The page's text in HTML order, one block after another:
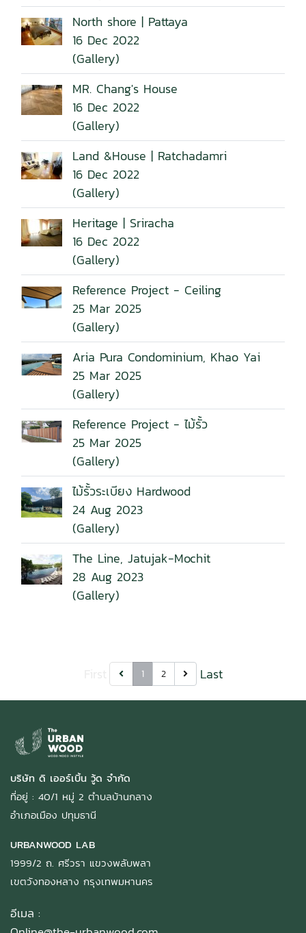
North shore | Pattaya
16 Dec 2022
(Gallery)
MR. Chang's House
16 Dec 2022
(Gallery)
Land &House | Ratchadamri
16 Dec 2022
(Gallery)
Heritage | Sriracha
16 Dec 2022
(Gallery)
Reference Project - Ceiling
25 Mar 2025
(Gallery)
Aria Pura Condominium, Khao Yai
25 Mar 2025
(Gallery)
Reference Project - ไม้รั้ว
25 Mar 2025
(Gallery)
ไม้รั้วระเบียง Hardwood
24 Aug 2023
(Gallery)
The Line, Jatujak-Mochit
28 Aug 2023
(Gallery)
1 2 Last
บริษัท ดิ เออร์เบิ้น วู้ด จำกัด
ที่อยู่ : 40/1 หมู่ 2 ตำบลบ้านกลาง
อำเภอเมือง ปทุมธานี
URBANWOOD LAB
1999/2 ถ. ศรีวรา แขวงพลับพลา
เขตวังทองหลาง กรุงเทพมหานคร
อีเมล :